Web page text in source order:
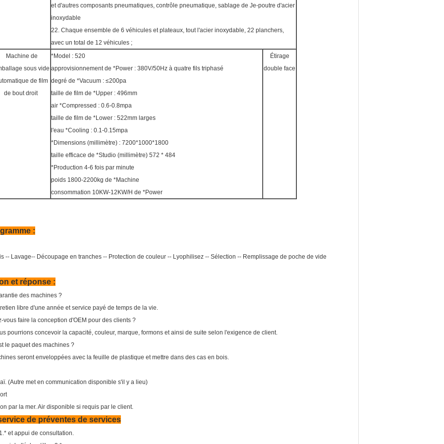
et d'autres composants pneumatiques, contrôle pneumatique, sablage de Je-poutre d'acier
inoxydable
22. Chaque ensemble de 6 véhicules et plateaux, tout l'acier inoxydable, 22 planchers,
avec un total de 12 véhicules ;
Machine de
sous vide
de film
de bout droit
*Model : 520
approvisionnement de *Power : 380V/50Hz à quatre fils triphasé
degré de *Vacuum : ≤200pa
taille de film de *Upper : 496mm
air *Compressed : 0.6-0.8mpa
taille de film de *Lower : 522mm larges
l'eau *Cooling : 0.1-0.15mpa
*Dimensions (millimètre) : 7200*1000*1800
taille efficace de *Studio (millimètre) 572 * 484
*Production 4-6 fois par minute
poids 1800-2200kg de *Machine
consommation 10KW-12KW/H de *Power
Étirage
double face
:
-- Lavage-- Découpage en tranches -- Protection de couleur -- Lyophilisez -- Sélection -- Remplissage de poche de vide
et réponse :
des machines ?
libre d'une année et service payé de temps de la vie.
vous faire la conception d'OEM pour des clients ?
pourrions concevoir la capacité, couleur, marque, formons et ainsi de suite selon l'exigence de client.
le paquet des machines ?
seront enveloppées avec la feuille de plastique et mettre dans des cas en bois.
(Autre met en communication disponible s'il y a lieu)
par la mer. Air disponible si requis par le client.
de préventes de services
et appui de consultation.